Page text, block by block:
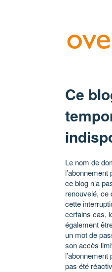
Ce
Le nom de
ce blog n’a
renouvelé, ce
cette
certains cas,
également
un mot de
son accès
l’abonnement
pas été